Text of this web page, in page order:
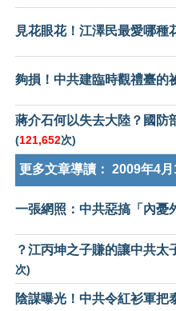
見花眼花！江澤民最愛哪種
夠損！中共建臨時觀禮臺的
蔣介石何以失去大陸？國防
(121,652次)
更多文章導讀： 2009年4月
一張網照：中共惡搞「內憂
？江丙坤之子賺的讓中共太
次)
陰謀曝光！中共令紅衫軍把